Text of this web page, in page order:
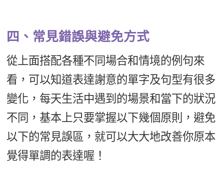
四、常見錯誤與避免方式
從上面搭配各種不同場合和情境的例句來
看，可以知道表達謝意的單字及句型有很多
變化，每天生活中遇到的場景和當下的狀況
不同，基本上只要掌握以下幾個原則，避免
以下的常見誤區，就可以大大地改善你原本
覺得單調的表達喔！